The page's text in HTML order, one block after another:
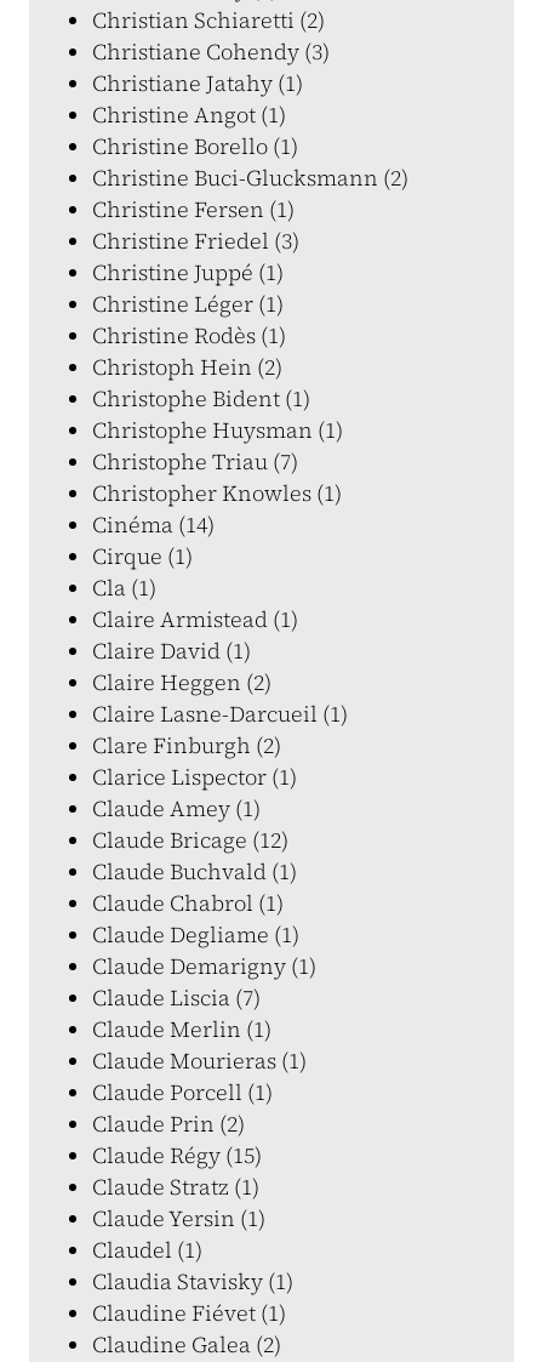
Christian Schiaretti (2)
Christiane Cohendy (3)
Christiane Jatahy (1)
Christine Angot (1)
Christine Borello (1)
Christine Buci-Glucksmann (2)
Christine Fersen (1)
Christine Friedel (3)
Christine Juppé (1)
Christine Léger (1)
Christine Rodès (1)
Christoph Hein (2)
Christophe Bident (1)
Christophe Huysman (1)
Christophe Triau (7)
Christopher Knowles (1)
Cinéma (14)
Cirque (1)
Cla (1)
Claire Armistead (1)
Claire David (1)
Claire Heggen (2)
Claire Lasne-Darcueil (1)
Clare Finburgh (2)
Clarice Lispector (1)
Claude Amey (1)
Claude Bricage (12)
Claude Buchvald (1)
Claude Chabrol (1)
Claude Degliame (1)
Claude Demarigny (1)
Claude Liscia (7)
Claude Merlin (1)
Claude Mourieras (1)
Claude Porcell (1)
Claude Prin (2)
Claude Régy (15)
Claude Stratz (1)
Claude Yersin (1)
Claudel (1)
Claudia Stavisky (1)
Claudine Fiévet (1)
Claudine Galea (2)